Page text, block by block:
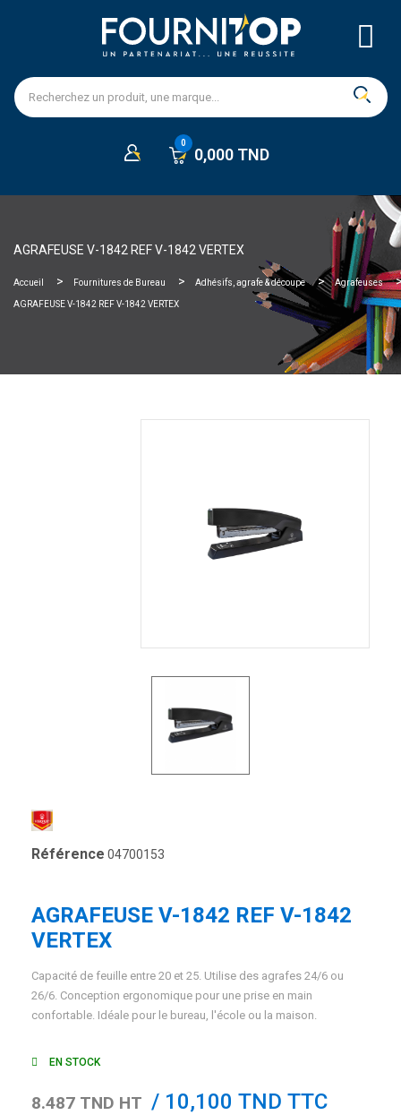
0,000 TND
AGRAFEUSE V-1842 REF V-1842 VERTEX
Accueil Fournitures de Bureau Adhésifs, agrafe & découpe Agrafeuses
AGRAFEUSE V-1842 REF V-1842 VERTEX
Référence 04700153
AGRAFEUSE V-1842 REF V-1842
VERTEX
Capacité de feuille entre 20 et 25. Utilise des agrafes 24/6 ou
26/6. Conception ergonomique pour une prise en main
confortable. Idéale pour le bureau, l'école ou la maison.
EN STOCK
8.487 TND HT / 10,100 TND TTC